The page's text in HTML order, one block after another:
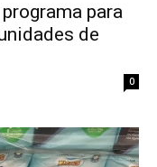
para
de
0